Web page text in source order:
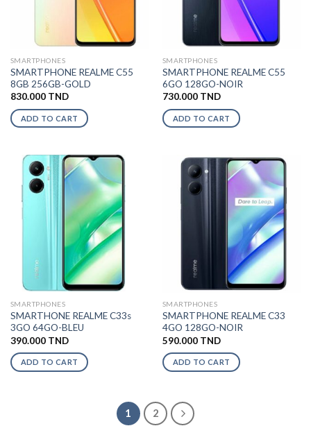
SMARTPHONES
SMARTPHONE REALME C55
8GB 256GB-GOLD
830.000 TND
ADD TO CART
SMARTPHONES
SMARTPHONE REALME C55
6GO 128GO-NOIR
730.000 TND
ADD TO CART
SMARTPHONES
SMARTHONE REALME C33s
3GO 64GO-BLEU
390.000 TND
ADD TO CART
SMARTPHONES
SMARTPHONE REALME C33
4GO 128GO-NOIR
590.000 TND
ADD TO CART
1 2